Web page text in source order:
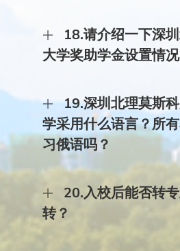
的本科毕业生，颁发莫斯科大
位）证书。 2024年，我校面向
共3个省份招生，考生须按照生
取批次（山东省为艺术类本科统
本科提前批次，广东省为艺术类
招生省份艺术类专业招生录取办
年；普通类“单学籍”专业学费标
年；艺术类专业学费标准为
费标准为2400元/生·学年（三人
18.请介绍一下深
大学奖助学金设置情况
答：学校坚持助学育人，激励
力支持的奖助理念，建立了奖学
助学、生活补贴、助学贷款、公
奖助体系，设有政府拨款类、学
助类等奖助学金项目。学校资助
校每年各类奖助学金资助金额
30%,2023年在校本科生获得奖
43.5%，约10%的学生走到学校
线，深度参与学校发展建设，详
金”栏目介绍。公派留学方面，
国家留学基金委项目合计资助比
19.深圳北理莫斯
学采用什么语言？所
习俄语吗？
答：深圳北理莫斯科大学本科教
授课，所有学生都要学习俄语。
用俄语教学，学生英语不断线。
第一学年以学习俄语为主，俄语
20.入校后能否转
转？